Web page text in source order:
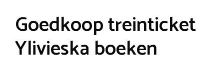
Goedkoop treinticket
Ylivieska boeken